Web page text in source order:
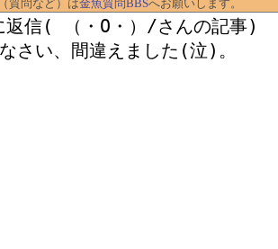
質問など）は金魚質問BBSへお願いします。